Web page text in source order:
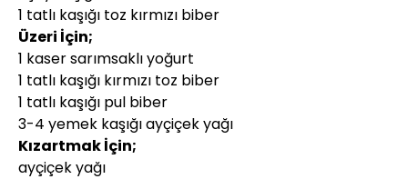
1 tatlı kaşığı toz kırmızı biber
Üzeri İçin;
1 kaser sarımsaklı yoğurt
1 tatlı kaşığı kırmızı toz biber
1 tatlı kaşığı pul biber
3-4 yemek kaşığı ayçiçek yağı
Kızartmak İçin;
ayçiçek yağı